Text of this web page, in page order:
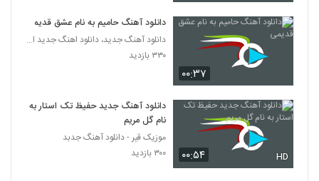
۰۰:۳۷
دانلود آهنگ حامیم به نام عشق قدیمی
دانلود آهنگ جدید، دانلود اهنگ جدید ایرانی
۳۳۰ بازدید
۰۰:۵۴ HD
دانلود آهنگ جدید حفیظ تک استار به
نام گل مریم
موزیک قیر - دانلود آهنگ جدبد
۳۰۰ بازدید